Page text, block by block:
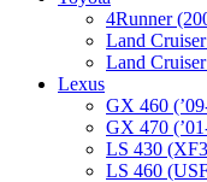
4Runner
Land
Land
Lexus
GX 460
GX 470
LS 430
LS 460